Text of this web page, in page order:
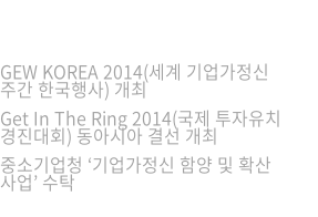
GEW KOREA 2014(세계 기업가정신
주간 한국행사) 개최
Get In The Ring 2014(국제 투자유치
경진대회) 동아시아 결선 개최
중소기업청 ‘기업가정신 함양 및 확산
사업’ 수탁